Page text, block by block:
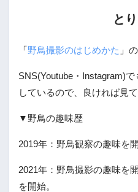
と
「 野鳥撮影のはじめかた 」
SNS(Youtube・Instagram)
しているので、良ければ見て
▼野鳥の趣味歴
2019年：野鳥観察の趣味を
2021年：野鳥撮影の趣味を
を開始。